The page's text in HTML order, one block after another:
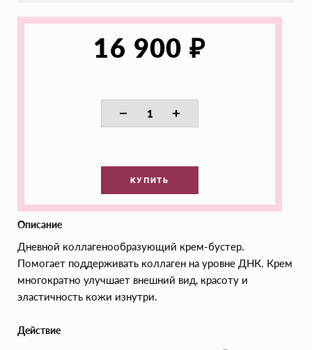
16 900₽
КУПИТЬ
Описание
Дневной коллагенообразующий крем-бустер.
Помогает поддерживать коллаген на уровне ДНК. Крем
многократно улучшает внешний вид, красоту и
эластичность кожи изнутри.
Действие